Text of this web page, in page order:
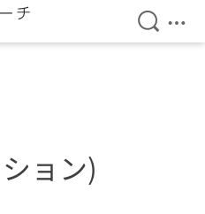
検索を
メ
ョン)